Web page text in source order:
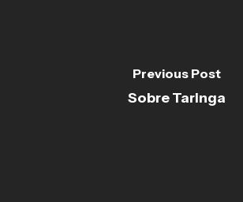
Previous Post
Sobre Taringa